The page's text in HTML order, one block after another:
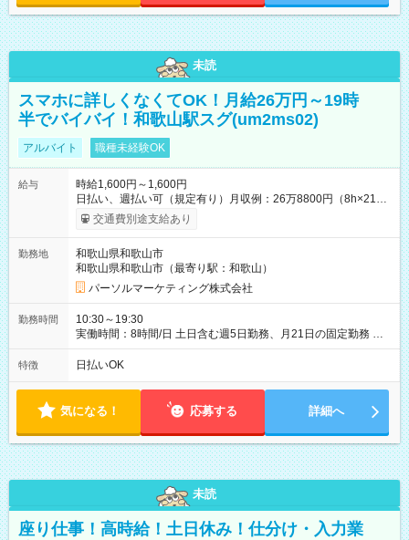
未読
スマホに詳しくなくてOK！月給26万円～19時
半でバイバイ！和歌山駅スグ(um2ms02)
アルバイト 職種未経験OK
給与
時給1,600円～1,600円
日払い、週払い可（規定有り）月収例：26万8800円（8h×21
日） 【試用期間】試用期間なし
交通費別途支給あり
勤務地
和歌山県和歌山市
和歌山県和歌山市（最寄り駅：和歌山）
パーソルマーケティング株式会社
勤務時間
10:30～19:30
実働時間：8時間/日 土日含む週5日勤務、月21日の固定勤務 ※
実働8h/休憩1h勤務、残業ほぼ無し（5h/月）
特徴 日払いOK
気になる！ 応募する 詳細へ
未読
座り仕事！高時給！土日休み！仕分け・入力業